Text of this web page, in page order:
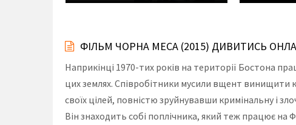
ФІЛЬМ ЧОРНА МЕСА (2015) ДИВИТИСЬ
Наприкінці 1970-тих років на території Бостона
цих землях. Співробітники мусили вщент винищити
своїх цілей, повністю зруйнувавши кримінальну і
Він знаходить собі поплічника, який теж працює на